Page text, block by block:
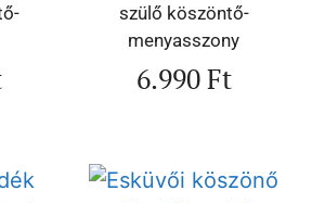
szülő köszöntő-
menyasszony
6.990Ft